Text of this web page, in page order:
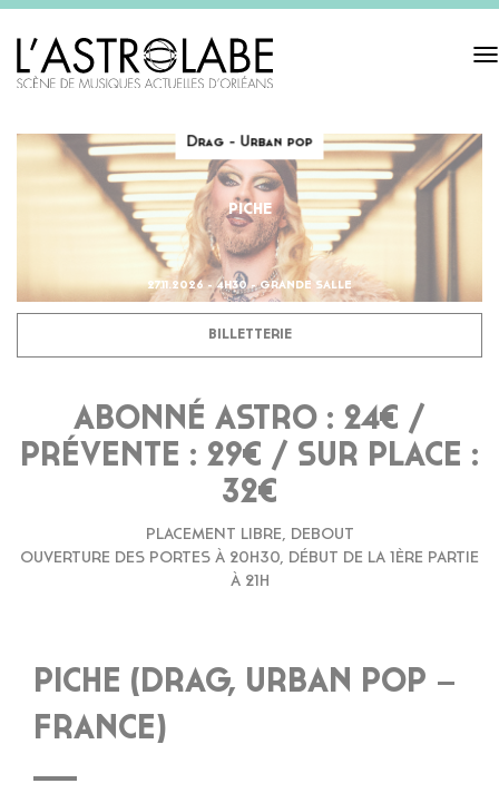
Drag - Urban pop
PICHE
27.11.2026 - 4H30 - GRANDE SALLE
BILLETTERIE
ABONNÉ ASTRO : 24€ /
PRÉVENTE : 29€ / SUR PLACE :
32€
PLACEMENT LIBRE, DEBOUT
OUVERTURE DES PORTES À 20H30, DÉBUT DE LA 1ÈRE PARTIE
À 21H
PICHE (DRAG, URBAN POP –
FRANCE)